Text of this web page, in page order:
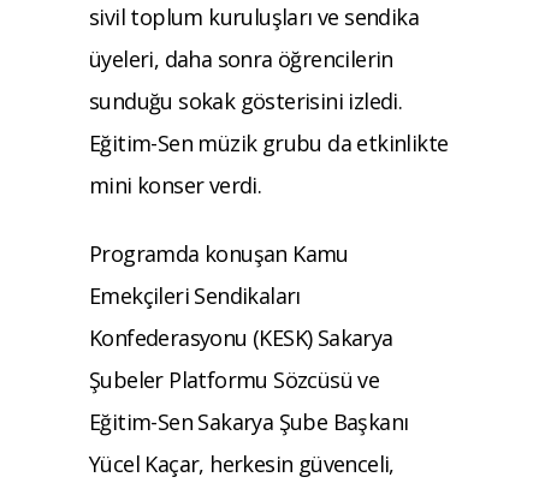
sivil toplum kuruluşları ve sendika
üyeleri, daha sonra öğrencilerin
sunduğu sokak gösterisini izledi.
Eğitim-Sen müzik grubu da etkinlikte
mini konser verdi.
Programda konuşan Kamu
Emekçileri Sendikaları
Konfederasyonu (KESK) Sakarya
Şubeler Platformu Sözcüsü ve
Eğitim-Sen Sakarya Şube Başkanı
Yücel Kaçar, herkesin güvenceli,